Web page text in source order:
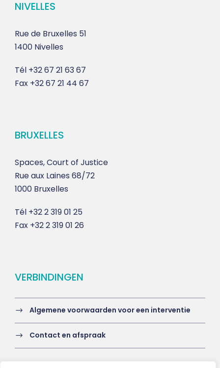
NIVELLES
Rue de Bruxelles 51
1400 Nivelles
Tél +32 67 21 63 67
Fax +32 67 21 44 67
BRUXELLES
Spaces, Court of Justice
Rue aux Laines 68/72
1000 Bruxelles
Tél +32 2 319 01 25
Fax +32 2 319 01 26
VERBINDINGEN
Algemene voorwaarden voor een interventie
Contact en afspraak